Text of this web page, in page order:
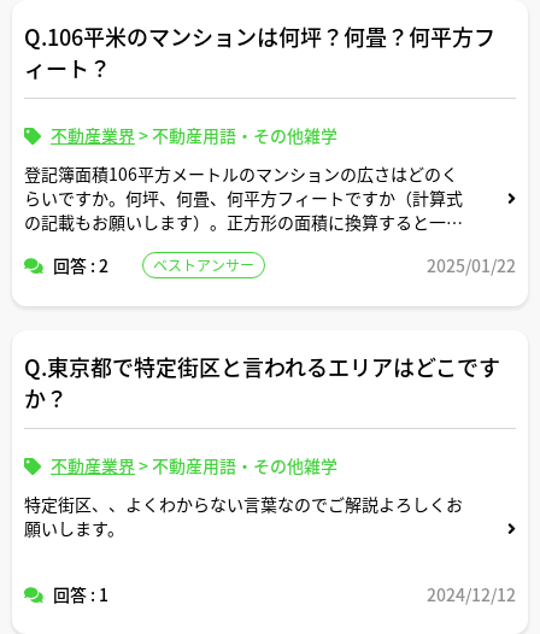
Q.106平米のマンションは何坪？何畳？何平方フ
ィート？
不動産業界>不動産用語・その他雑学
登記簿面積106平方メートルのマンションの広さはどのく
らいですか。何坪、何畳、何平方フィートですか（計算式
の記載もお願いします）。正方形の面積に換算すると一辺
か。回答 : 2 ベストアンサー 2025/01/22
Q.東京都で特定街区と言われるエリアはどこです
か？
不動産業界>不動産用語・その他雑学
特定街区、、よくわからない言葉なのでご解説よろしくお
願いします。
回答 : 1 2024/12/12